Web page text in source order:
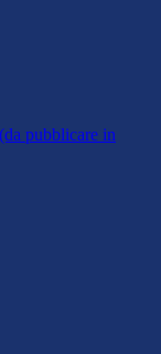
pubblicare in